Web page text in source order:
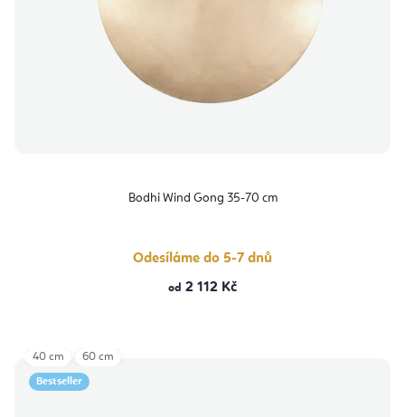
Bodhi Wind Gong 35-70 cm
Odesíláme do 5-7 dnů
od 2 112 Kč
Bestseller
40 cm 60 cm